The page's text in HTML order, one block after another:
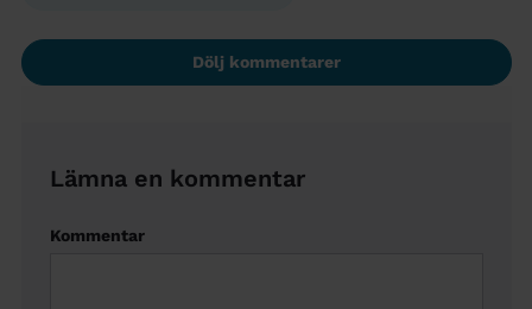
Dölj kommentarer
Lämna en kommentar
Kommentar